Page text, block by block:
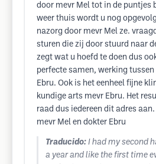
door mevr Mel tot in de puntjes
weer thuis wordt u nog
nazorg door mevr Mel ze.
sturen die zij door stuurd naar
zegt wat u hoefd te doen dus
perfecte samen, werking
Ebru. Ook is het eenheel fijne
kundige arts mevr Ebru. Het
raad dus iedereen dit adres
mevr Mel en dokter Ebru
Traducido: I had my second
a year and like the first time